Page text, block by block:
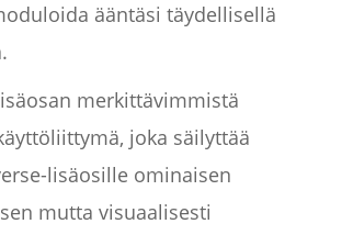
ääntäsi täydellisellä
merkittävimmistä
joka säilyttää
lisäosille ominaisen
mutta visuaalisesti